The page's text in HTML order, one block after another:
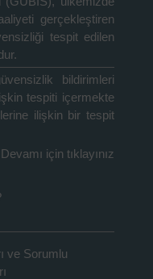
gerçekleştiren
tespit edilen
bildirimleri
tespiti içermekte
ilişkin bir tespit
Devamı için tıklayınız
ve Sorumlu